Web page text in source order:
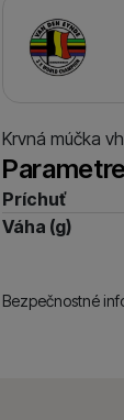
Výrobca
Krvná múčka
Parametre
Príchuť
Váha (g)
Bezpečnostné